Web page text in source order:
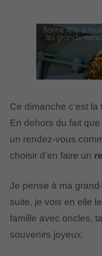
Ce dimanche c’est la
En dehors du fait
un rendez-vous
choisir d’en faire un
Je pense à ma
suite, je vois en elle
famille avec oncles,
souvenirs joyeux.